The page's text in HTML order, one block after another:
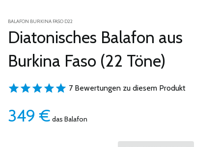
BALAFON BURKINA FASO D22
Diatonisches Balafon aus
Burkina Faso (22 Töne)
7 Bewertungen zu diesem Produkt
349 € das Balafon